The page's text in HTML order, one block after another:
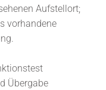
Aufstellort;
vorhandene
Übergabe